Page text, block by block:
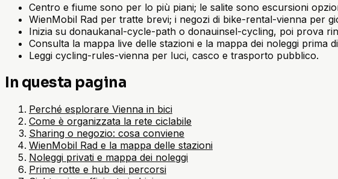
Centro e fiume sono per lo più piani; le salite sono escursioni
WienMobil Rad per tratte brevi; i negozi di bike-rental-vienna per
Inizia su donaukanal-cycle-path o donauinsel-cycling, poi prova
Consulta la mappa live delle stazioni e la mappa dei noleggi prima
Leggi cycling-rules-vienna per luci, casco e trasporto pubblico.
In questa pagina
Perché esplorare Vienna in bici
Come è organizzata la rete ciclabile
Sharing o negozio: cosa conviene
WienMobil Rad e la mappa delle stazioni
Noleggi privati e mappa dei noleggi
Prime rotte e hub dei percorsi